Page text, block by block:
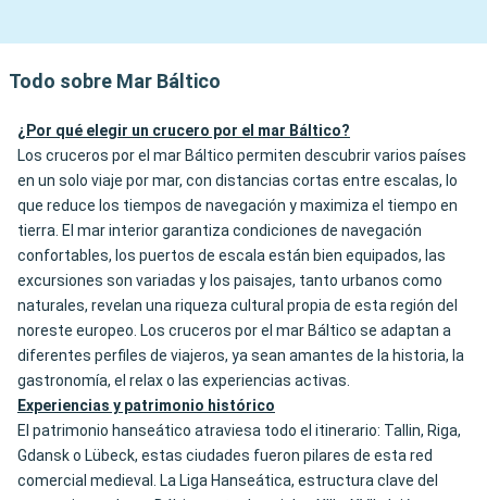
Todo sobre Mar Báltico
¿Por qué elegir un crucero por el mar Báltico?
Los cruceros por el mar Báltico permiten descubrir varios países
en un solo viaje por mar, con distancias cortas entre escalas, lo
que reduce los tiempos de navegación y maximiza el tiempo en
tierra. El mar interior garantiza condiciones de navegación
confortables, los puertos de escala están bien equipados, las
excursiones son variadas y los paisajes, tanto urbanos como
naturales, revelan una riqueza cultural propia de esta región del
noreste europeo. Los cruceros por el mar Báltico se adaptan a
diferentes perfiles de viajeros, ya sean amantes de la historia, la
gastronomía, el relax o las experiencias activas.
Experiencias y patrimonio histórico
El patrimonio hanseático atraviesa todo el itinerario: Tallin, Riga,
Gdansk o Lübeck, estas ciudades fueron pilares de esta red
comercial medieval. La Liga Hanseática, estructura clave del